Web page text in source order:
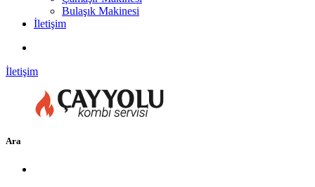
Bulaşık Makinesi
İletişim
İletişim
Ara